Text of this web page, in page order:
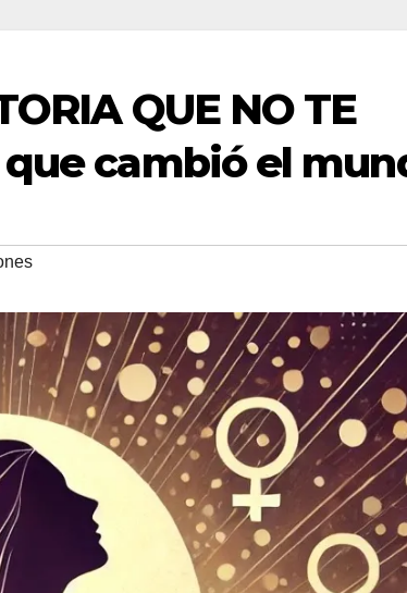
QUE NO TE
que cambió el